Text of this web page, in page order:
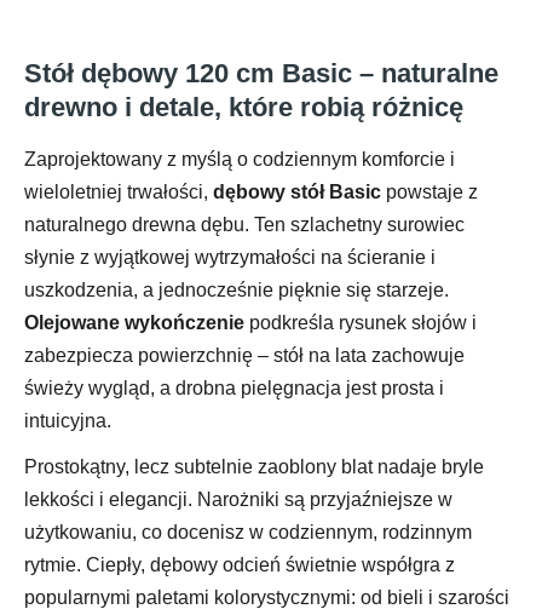
Stół dębowy 120 cm Basic – naturalne
drewno i detale, które robią różnicę
Zaprojektowany z myślą o codziennym komforcie i
wieloletniej trwałości, dębowy stół Basic powstaje z
naturalnego drewna dębu. Ten szlachetny surowiec
słynie z wyjątkowej wytrzymałości na ścieranie i
uszkodzenia, a jednocześnie pięknie się starzeje.
Olejowane wykończenie podkreśla rysunek słojów i
zabezpiecza powierzchnię – stół na lata zachowuje
świeży wygląd, a drobna pielęgnacja jest prosta i
intuicyjna.
Prostokątny, lecz subtelnie zaoblony blat nadaje bryle
lekkości i elegancji. Narożniki są przyjaźniejsze w
użytkowaniu, co docenisz w codziennym, rodzinnym
rytmie. Ciepły, dębowy odcień świetnie współgra z
popularnymi paletami kolorystycznymi: od bieli i szarości